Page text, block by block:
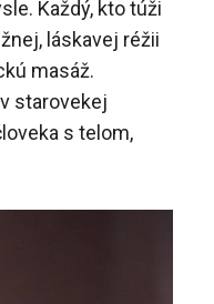
Každý, kto túži
láskavej réžii
masáž.
starovekej
s telom,